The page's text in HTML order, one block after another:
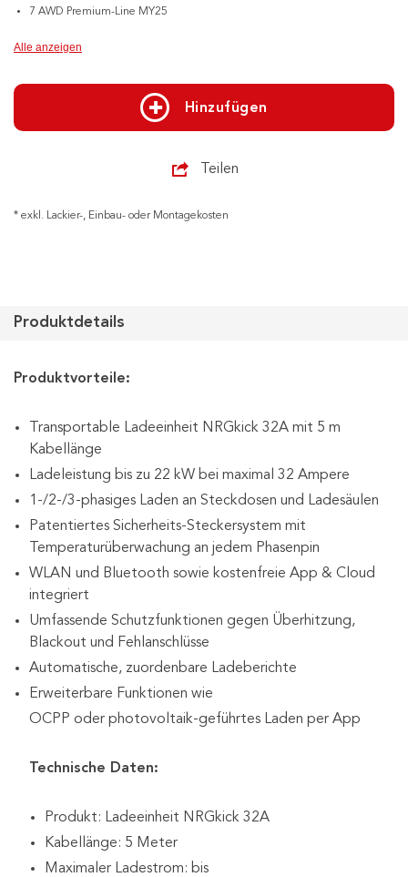
7 AWD Premium-Line MY25
Alle anzeigen
Hinzufügen
Teilen
* exkl. Lackier-, Einbau- oder Montagekosten
Produktdetails
Produktvorteile:
Transportable Ladeeinheit NRGkick 32A mit 5 m
Kabellänge
Ladeleistung bis zu 22 kW bei maximal 32 Ampere
1-/2-/3-phasiges Laden an Steckdosen und Ladesäulen
Patentiertes Sicherheits-Steckersystem mit
Temperaturüberwachung an jedem Phasenpin
WLAN und Bluetooth sowie kostenfreie App & Cloud
integriert
Umfassende Schutzfunktionen gegen Überhitzung,
Blackout und Fehlanschlüsse
Automatische, zuordenbare Ladeberichte
Erweiterbare Funktionen wie
OCPP oder photovoltaik-geführtes Laden per App
Technische Daten:
Produkt: Ladeeinheit NRGkick 32A
Kabellänge: 5 Meter
Maximaler Ladestrom: bis